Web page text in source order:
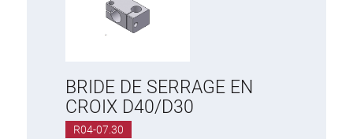
BRIDE DE SERRAGE EN
CROIX D40/D30
R04-07.30